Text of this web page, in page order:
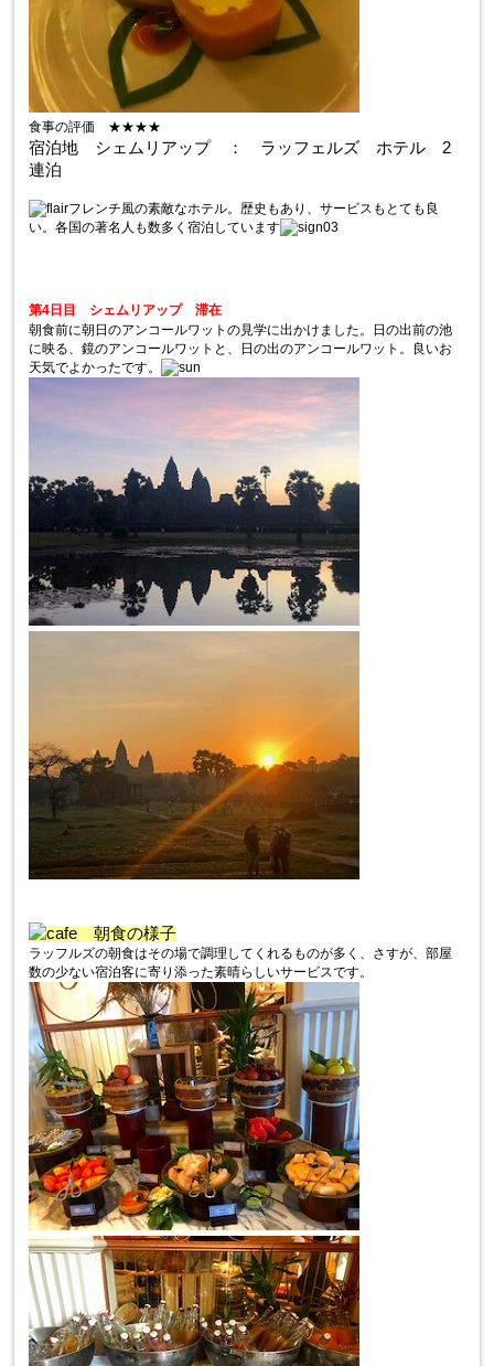
食事の評価 ★★★★
宿泊地 シェムリアップ ： ラッフェルズ ホテル 2
連泊
フレンチ風の素敵なホテル。歴史もあり、サービスもとても良
い。各国の著名人も数多く宿泊しています
第4日目 シェムリアップ 滞在
朝食前に朝日のアンコールワットの見学に出かけました。日の出前の池
に映る、鏡のアンコールワットと、日の出のアンコールワット。良いお
天気でよかったです。
朝食の様子
ラッフルズの朝食はその場で調理してくれるものが多く、さすが、部屋
数の少ない宿泊客に寄り添った素晴らしいサービスです。